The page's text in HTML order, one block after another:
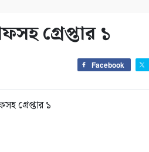
গ্রেপ্তার ১
Facebook